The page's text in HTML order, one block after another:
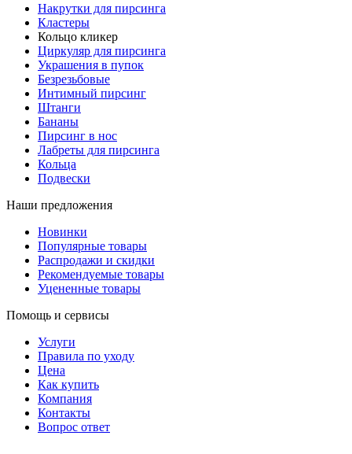
Накрутки для пирсинга
Кластеры
Кольцо кликер
Циркуляр для пирсинга
Украшения в пупок
Безрезьбовые
Интимный пирсинг
Штанги
Бананы
Пирсинг в нос
Лабреты для пирсинга
Кольца
Подвески
Наши предложения
Новинки
Популярные товары
Распродажи и скидки
Рекомендуемые товары
Уцененные товары
Помощь и сервисы
Услуги
Правила по уходу
Цена
Как купить
Компания
Контакты
Вопрос ответ